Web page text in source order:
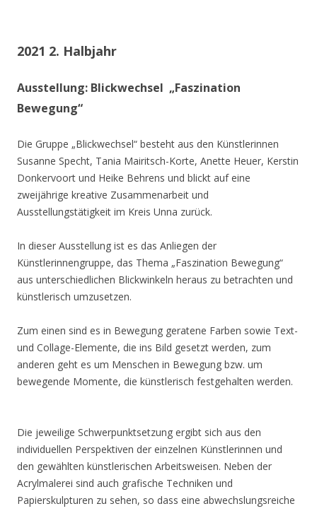
2021 2. Halbjahr
Ausstellung: Blickwechsel „Faszination
Bewegung“
Die Gruppe „Blickwechsel“ besteht aus den Künstlerinnen
Susanne Specht, Tania Mairitsch-Korte, Anette Heuer, Kerstin
Donkervoort und Heike Behrens und blickt auf eine
zweijährige kreative Zusammenarbeit und
Ausstellungstätigkeit im Kreis Unna zurück.
In dieser Ausstellung ist es das Anliegen der
Künstlerinnengruppe, das Thema „Faszination Bewegung“
aus unterschiedlichen Blickwinkeln heraus zu betrachten und
künstlerisch umzusetzen.
Zum einen sind es in Bewegung geratene Farben sowie Text-
und Collage-Elemente, die ins Bild gesetzt werden, zum
anderen geht es um Menschen in Bewegung bzw. um
bewegende Momente, die künstlerisch festgehalten werden.
Die jeweilige Schwerpunktsetzung ergibt sich aus den
individuellen Perspektiven der einzelnen Künstlerinnen und
den gewählten künstlerischen Arbeitsweisen. Neben der
Acrylmalerei sind auch grafische Techniken und
Papierskulpturen zu sehen, so dass eine abwechslungsreiche